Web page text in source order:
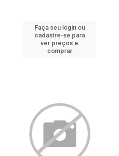
Faça seu login ou
cadastre-se para
ver preços e
comprar